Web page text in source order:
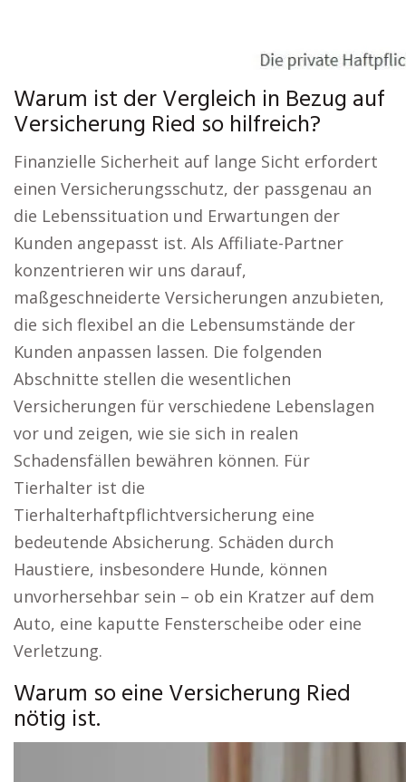
Warum ist der Vergleich in Bezug auf
Versicherung Ried so hilfreich?
Finanzielle Sicherheit auf lange Sicht erfordert
einen Versicherungsschutz, der passgenau an
die Lebenssituation und Erwartungen der
Kunden angepasst ist. Als Affiliate-Partner
konzentrieren wir uns darauf,
maßgeschneiderte Versicherungen anzubieten,
die sich flexibel an die Lebensumstände der
Kunden anpassen lassen. Die folgenden
Abschnitte stellen die wesentlichen
Versicherungen für verschiedene Lebenslagen
vor und zeigen, wie sie sich in realen
Schadensfällen bewähren können. Für
Tierhalter ist die
Tierhalterhaftpflichtversicherung eine
bedeutende Absicherung. Schäden durch
Haustiere, insbesondere Hunde, können
unvorhersehbar sein – ob ein Kratzer auf dem
Auto, eine kaputte Fensterscheibe oder eine
Verletzung.
Warum so eine Versicherung Ried
nötig ist.